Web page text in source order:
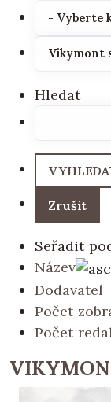
Hledat
Seřadit
Název
Dodavatel
Počet
Počet